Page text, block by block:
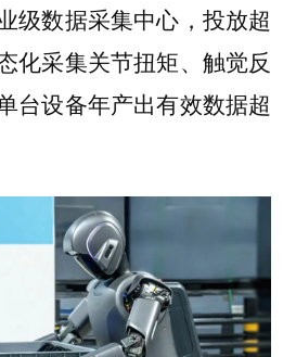
级数据采集中心，投放超
化采集关节扭矩、触觉反
台设备年产出有效数据超